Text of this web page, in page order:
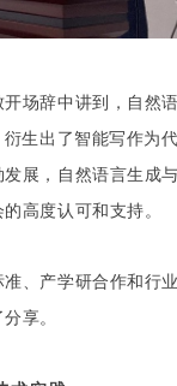
场辞中讲到，自然
生出了智能写作为
展，自然语言生成
高度认可和支持。
、产学研合作和行
享。